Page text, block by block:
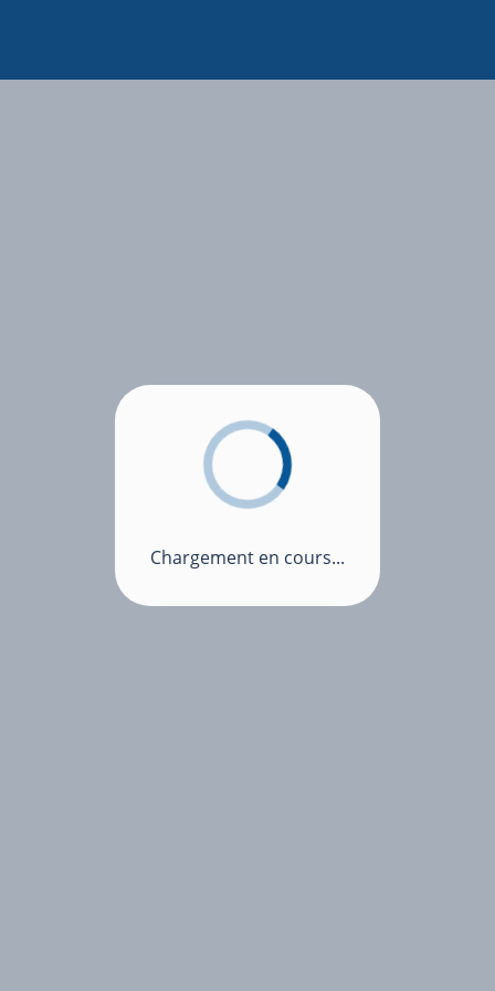
Chargement en cours...